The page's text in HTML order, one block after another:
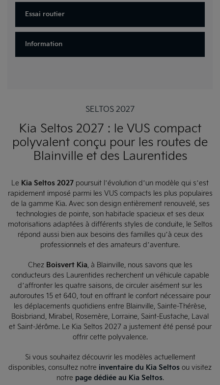
SELTOS 2027
Kia Seltos 2027 : le VUS compact
polyvalent conçu pour les routes de
Blainville et des Laurentides
Le Kia Seltos 2027 poursuit l’évolution d’un modèle qui s’est
rapidement imposé parmi les VUS compacts les plus populaires
de la gamme Kia. Avec son design entièrement renouvelé, ses
technologies de pointe, son habitacle spacieux et ses deux
motorisations adaptées à différents styles de conduite, le Seltos
répond aussi bien aux besoins des familles qu’à ceux des
professionnels et des amateurs d’aventure.
Chez Boisvert Kia, à Blainville, nous savons que les
conducteurs des Laurentides recherchent un véhicule capable
d’affronter les quatre saisons, de circuler aisément sur les
autoroutes 15 et 640, tout en offrant le confort nécessaire pour
les déplacements quotidiens entre Blainville, Sainte-Thérèse,
Boisbriand, Mirabel, Rosemère, Lorraine, Saint-Eustache, Laval
et Saint-Jérôme. Le Kia Seltos 2027 a justement été pensé pour
offrir cette polyvalence.
Si vous souhaitez découvrir les modèles actuellement
disponibles, consultez notre inventaire du Kia Seltos ou visitez
notre page dédiée au Kia Seltos.
Essai routier
Information